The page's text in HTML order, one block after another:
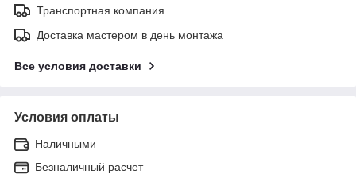
Транспортная компания
Доставка мастером в день монтажа
Все условия доставки
Условия оплаты
Наличными
Безналичный расчет